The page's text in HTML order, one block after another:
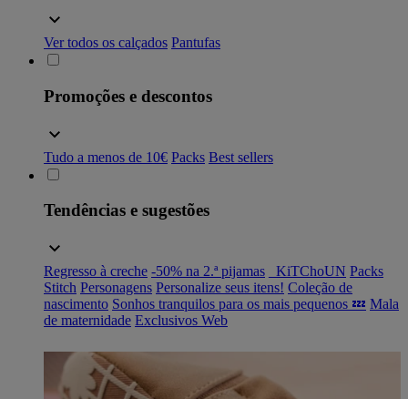
Ver todos os calçados Pantufas
Promoções e descontos
Tudo a menos de 10€ Packs Best sellers
Tendências e sugestões
Regresso à creche -50% na 2.ª pijamas _KiTChoUN Packs
Stitch Personagens Personalize seus itens! Coleção de
nascimento Sonhos tranquilos para os mais pequenos 💤 Mala
de maternidade Exclusivos Web